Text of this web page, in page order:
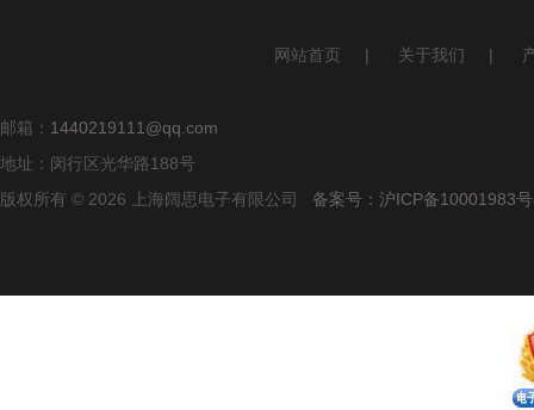
网站首页 | 关于我们 |
邮箱： 1440219111@qq.com
地址：闵行区光华路188号
版权所有 © 2026 上海阔思电子有限公司 备案号：沪ICP备10001983